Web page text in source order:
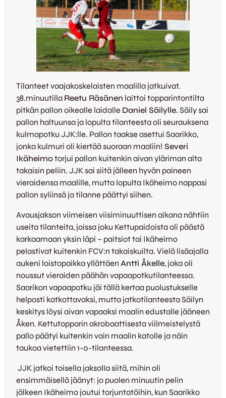
Tilanteet vaajakoskelaisten maalilla jatkuivat.
38.minuutilla Reetu Räsänen laittoi topparintontilta
pitkän pallon oikealle laidalle Daniel Säilylle. Säily sai
pallon haltuunsa ja lopulta tilanteesta oli seurauksena
kulmapotku JJK:lle. Pallon taakse asettui Saarikko,
jonka kulmuri oli kiertää suoraan maaliin! Severi
Ikäheimotorjui pallon kuitenkin aivan yläriman alta
takaisin peliin. JJK sai siitä jälleen hyvän paineen
vieraidensa maalille, mutta lopulta Ikäheimo nappasi
pallon syliinsä ja tilanne päättyi siihen.
Avausjakson viimeisen viisiminuuttisen aikana nähtiin
useita tilanteita, joissa joku Kettupaidoista oli päästä
karkaamaan yksin läpi – paitsiot tai Ikäheimo
pelastivat kuitenkin FCV:n takaiskuilta. Vielä lisäajalla
aukeni loistopaikka yllättäen Antti Åkelle, joka oli
noussut vieraiden päähän vapaapotkutilanteessa.
Saarikon vapaapotku jäi tällä kertaa puolustukselle
helposti katkottavaksi, mutta jatkotilanteesta Säilyn
keskitys löysi aivan vapaaksi maalin edustalle jääneen
Åken. Kettutopparin akrobaattisesta viilmeistelystä
pallo päätyi kuitenkin vain maalin katolle ja näin
taukoa vietettiin 1-0-tilanteessa.
JJK jatkoi toisella jaksolla siitä, mihin oli
ensimmäisellä jäänyt: jo puolen minuutin pelin
jälkeen Ikäheimo joutui torjuntatöihin, kun Saarikko